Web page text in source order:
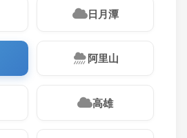
日月潭
阿里山
高雄